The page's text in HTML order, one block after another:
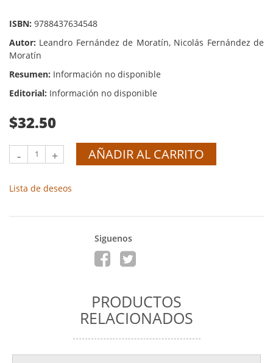
ISBN: 9788437634548
Autor: Leandro Fernández de Moratín, Nicolás Fernández de
Moratín
Resumen: Información no disponible
Editorial: Información no disponible
$32.50
- + AÑADIR AL CARRITO
Lista de deseos
Siguenos
PRODUCTOS
RELACIONADOS